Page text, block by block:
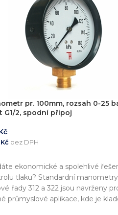
pr. 100mm, rozsah 0-25
G1/2, spodní připoj
Kč bez DPH
ekonomické a spolehlivé
tlaku? Standardní manometry
řady 312 a 322 jsou navrženy
průmyslové aplikace, kde je